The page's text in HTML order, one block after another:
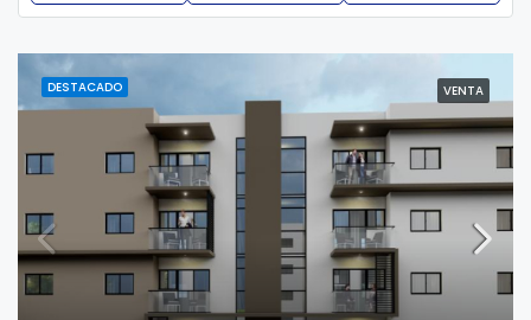
DESTACADO VENTA